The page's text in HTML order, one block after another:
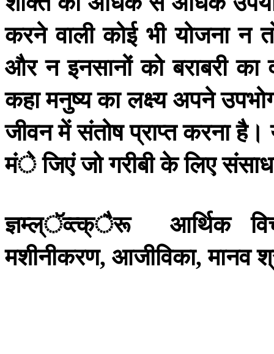
करने वाली कोई भी योजना न
और न इनसानों को बराबरी का
कहामनुष्यकालक्ष्य अपने
जीवनमेंसंतोषप्राप्तकरनाहै।
मंेजिएंजोगरीबीकेलिए
ज्ञम्ल्ॅव्त्क्ैरू
आर्थिक
मशीनीकरण, आजीविका,मानव